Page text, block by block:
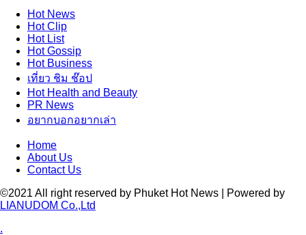
HotNews
HotClip
HotList
HotGossip
HotBusiness
เที่ยว ชิม ช๊อป
HotHealth and Beauty
PR News
อยากบอกอยากเล่า
Home
About Us
Contact Us
©2021 All right reserved by Phuket Hot News | Powered by
LIANUDOM Co.,Ltd
.